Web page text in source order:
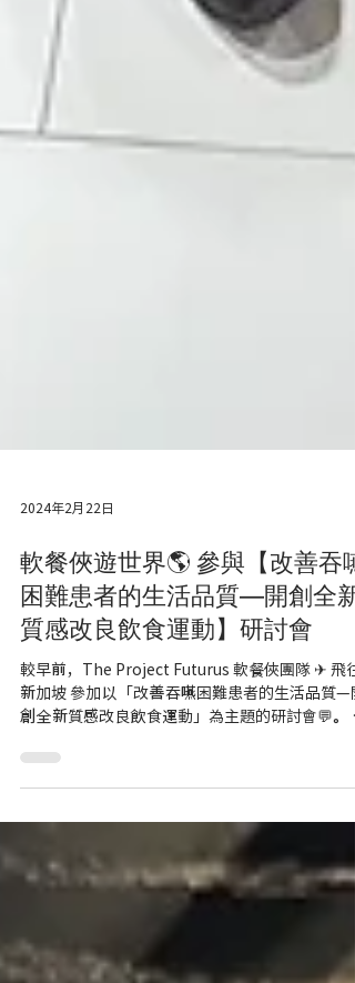
2024年2月22日
軟餐俠遊世界🌎 參與【改善吞嚥
困難患者的生活品質—開創全新
質感改良飲食運動】研討會
較早前，The Project Futurus 軟餐俠團隊 ✈ 飛往
創全新質感改良飲食運動」為主題的研討會💬。 該
研討會提供了一個知識分享和學習的平台，以解決